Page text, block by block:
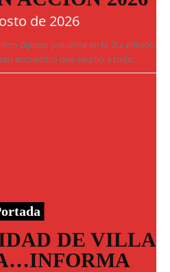
de 2026
dijeron presente en la 5ta edición
encuentro que reunió a todo...
DE VILLA